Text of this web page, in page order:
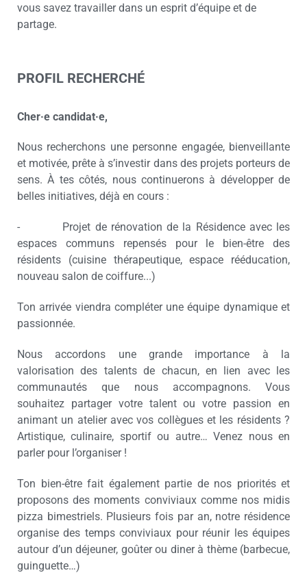
vous savez travailler dans un esprit d’équipe et de
partage.
PROFIL RECHERCHÉ
Cher·e candidat·e,
Nous recherchons une personne engagée, bienveillante
et motivée, prête à s’investir dans des projets porteurs de
sens. À tes côtés, nous continuerons à développer de
belles initiatives, déjà en cours :
- Projet de rénovation de la Résidence avec les
espaces communs repensés pour le bien-être des
résidents (cuisine thérapeutique, espace rééducation,
nouveau salon de coiffure...)
Ton arrivée viendra compléter une équipe dynamique et
passionnée.
Nous accordons une grande importance à la
valorisation des talents de chacun, en lien avec les
communautés que nous accompagnons. Vous
souhaitez partager votre talent ou votre passion en
animant un atelier avec vos collègues et les résidents ?
Artistique, culinaire, sportif ou autre… Venez nous en
parler pour l’organiser !
Ton bien-être fait également partie de nos priorités et
proposons des moments conviviaux comme nos midis
pizza bimestriels. Plusieurs fois par an, notre résidence
organise des temps conviviaux pour réunir les équipes
autour d’un déjeuner, goûter ou diner à thème (barbecue,
guinguette…)